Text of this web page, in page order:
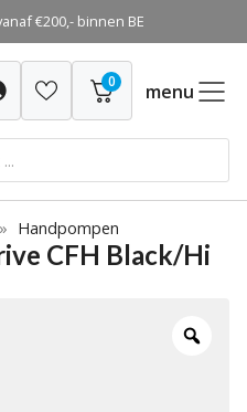
€200,- binnen BE
0 menu
» Handpompen
CFH Black/Hi